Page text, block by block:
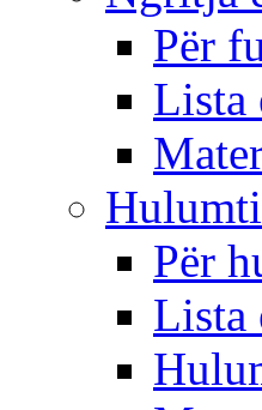
Për
Lista
Për
Lista